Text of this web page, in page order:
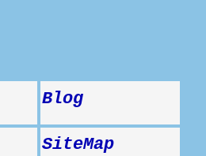
Blog
SiteMap